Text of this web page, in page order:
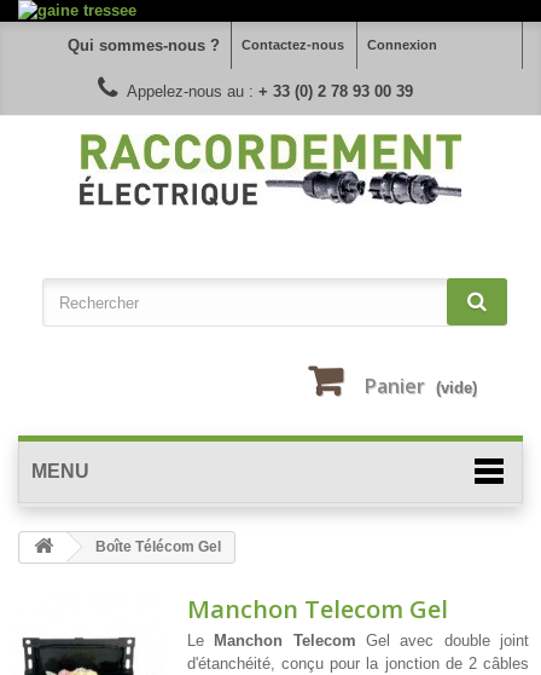
Connexion
Contactez-nous
Qui sommes-nous ?
Appelez-nous au : + 33 (0) 2 78 93 00 39
Panier (vide)
MENU
Boîte Télécom Gel
Manchon Telecom Gel
Le Manchon Telecom Gel avec double joint
d'étanchéité, conçu pour la jonction de 2 câbles